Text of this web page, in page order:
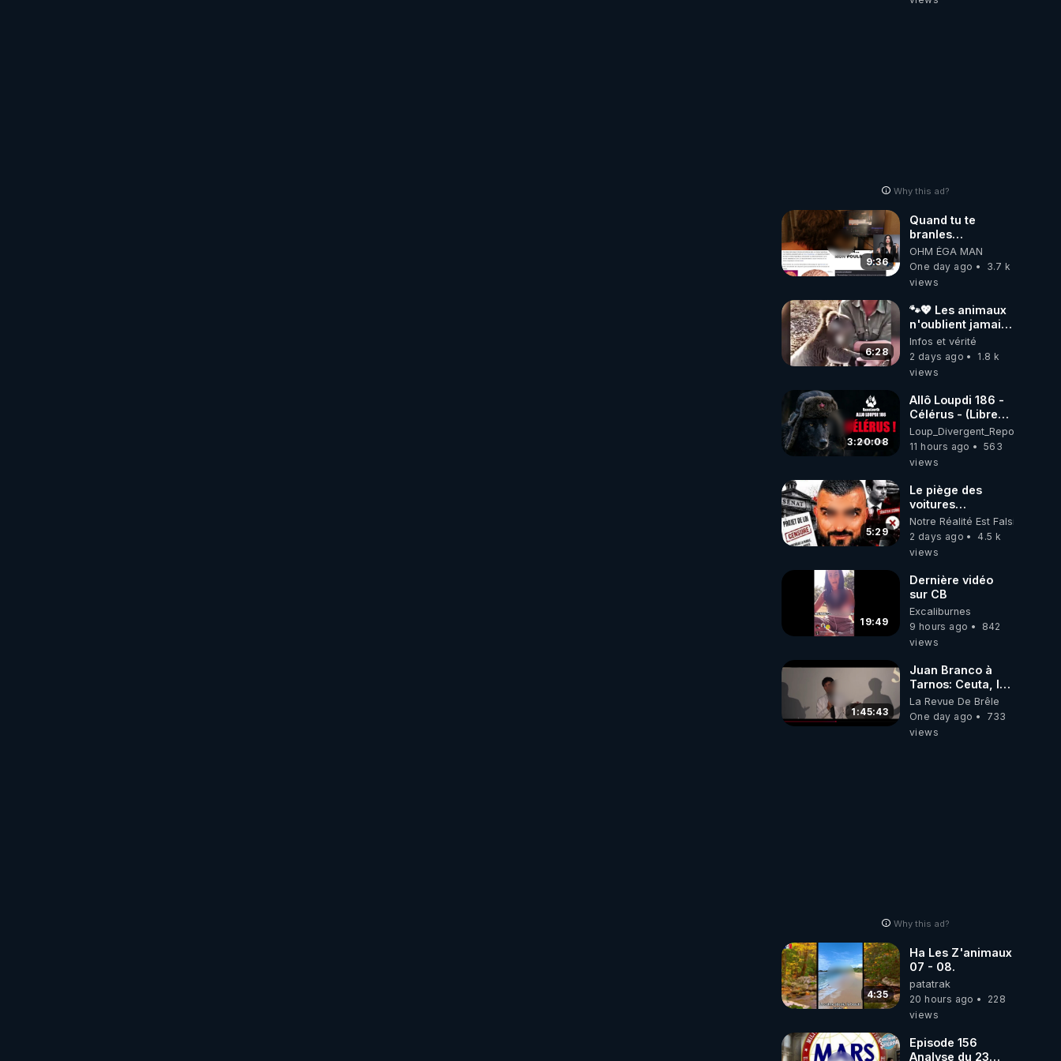
Why this ad?
9:36
Quand tu te
branles
bonhomme tu
émets des ondes
ils ont juste omis
OHM ÉGA MAN
One day ago
3.7 k
views
6:28
🐾💖 Les animaux
n'oublient jamais
ceux qu'ils
aiment… 🥹❤️
Infos et vérité
2 days ago
1.8 k
views
3:20:08
Allô Loupdi 186 -
Célérus - (Libre
Antenne) - Loup
Divergent
2026.08.06
Loup_Divergent_Reposts
11 hours ago
563
views
5:29
Le piège des
voitures
électriques se
referme sur les
usagers !
Notre Réalité Est Falsifiée Et
2 days ago
4.5 k
views
19:49
Dernière vidéo
sur CB
Excaliburnes
9 hours ago
842
views
1:45:43
Juan Branco à
Tarnos: Ceuta, le
narcotrafic et le
pouvoir en France
La Revue De Brêle
One day ago
733
views
Why this ad?
4:35
Ha Les Z'animaux
07 - 08.
patatrak
20 hours ago
228
views
Episode 156
Analyse du 23